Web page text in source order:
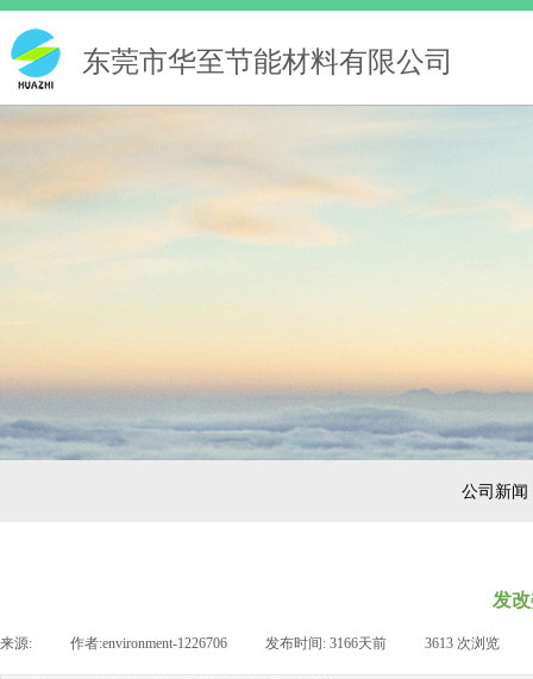
东莞市华至节能材料有限公司
公司新闻
发
来源: 作者:environment-1226706 发布时间: 3166天前 3613 次浏览